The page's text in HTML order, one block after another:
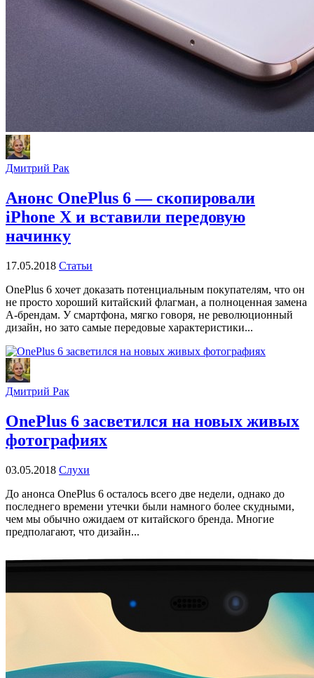
Дмитрий Рак
Анонс OnePlus 6 — скопировали
iPhone X и вставили передовую
начинку
17.05.2018 Статьи
OnePlus 6 хочет доказать потенциальным покупателям, что он
не просто хороший китайский флагман, а полноценная замена
А-брендам. У смартфона, мягко говоря, не революционный
дизайн, но зато самые передовые характеристики...
Дмитрий Рак
OnePlus 6 засветился на новых живых
фотографиях
03.05.2018 Слухи
До анонса OnePlus 6 осталось всего две недели, однако до
последнего времени утечки были намного более скудными,
чем мы обычно ожидаем от китайского бренда. Многие
предполагают, что дизайн...